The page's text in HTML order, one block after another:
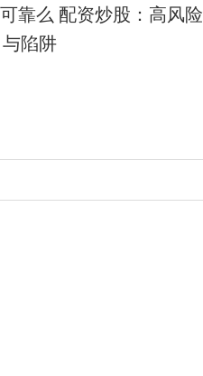
靠么 配资炒股：高风
陷阱